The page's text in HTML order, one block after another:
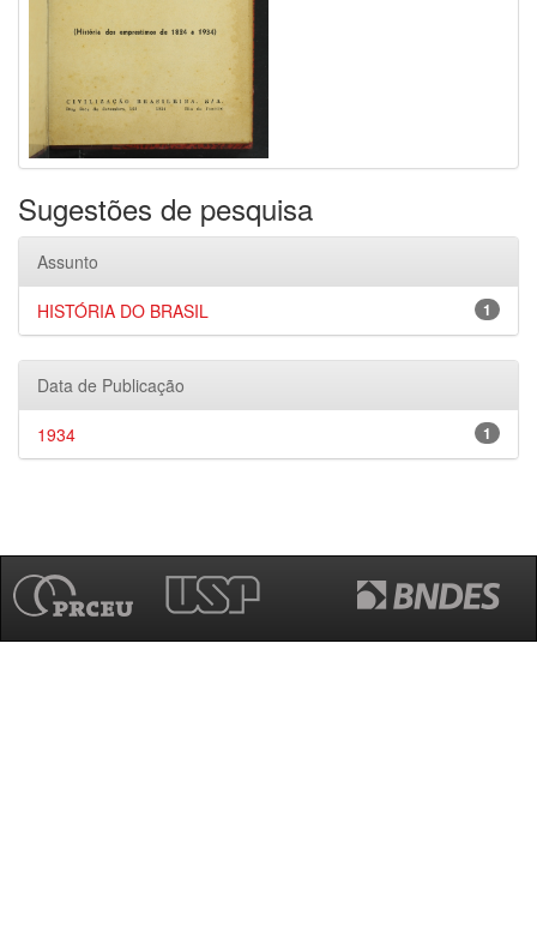
Sugestões de pesquisa
Assunto
1
HISTÓRIA DO BRASIL
Data de Publicação
1
1934